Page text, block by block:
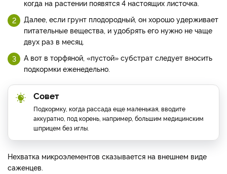
когда на растении появятся 4 настоящих листочка.
Далее, если грунт плодородный, он хорошо удерживает
питательные вещества, и удобрять его нужно не чаще
двух раз в месяц.
А вот в торфяной, «пустой» субстрат следует вносить
подкормки еженедельно.
Совет
Подкормку, когда рассада еще маленькая, вводите
аккуратно, под корень, например, большим медицинским
шприцем без иглы.
Нехватка микроэлементов сказывается на внешнем виде
саженцев.